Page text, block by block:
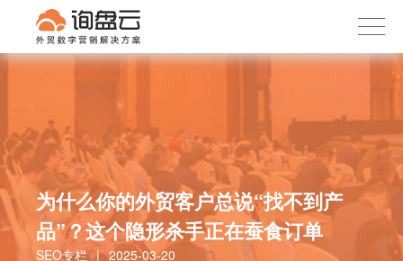
首页
客户案例
内容社区
关于我们
为什么你的外贸客户总说“找不到产
品”？这个隐形杀手正在蚕食订单
SEO专栏 | 2025-03-20
下载APP